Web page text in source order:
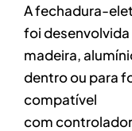
A fechadura-
foi desenvolvida
madeira,
dentro ou para
compatível
com